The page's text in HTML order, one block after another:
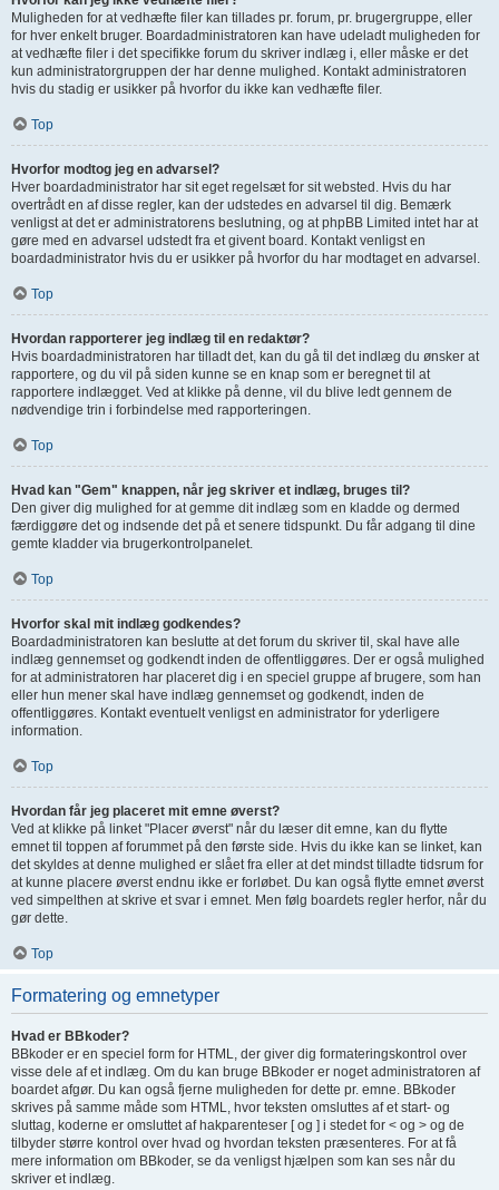
Muligheden for at vedhæfte filer kan tillades pr. forum, pr. brugergruppe, eller
for hver enkelt bruger. Boardadministratoren kan have udeladt muligheden for
at vedhæfte filer i det specifikke forum du skriver indlæg i, eller måske er det
kun administratorgruppen der har denne mulighed. Kontakt administratoren
hvis du stadig er usikker på hvorfor du ikke kan vedhæfte filer.
Top
Hvorfor modtog jeg en advarsel?
Hver boardadministrator har sit eget regelsæt for sit websted. Hvis du har
overtrådt en af disse regler, kan der udstedes en advarsel til dig. Bemærk
venligst at det er administratorens beslutning, og at phpBB Limited intet har at
gøre med en advarsel udstedt fra et givent board. Kontakt venligst en
boardadministrator hvis du er usikker på hvorfor du har modtaget en advarsel.
Top
Hvordan rapporterer jeg indlæg til en redaktør?
Hvis boardadministratoren har tilladt det, kan du gå til det indlæg du ønsker at
rapportere, og du vil på siden kunne se en knap som er beregnet til at
rapportere indlægget. Ved at klikke på denne, vil du blive ledt gennem de
nødvendige trin i forbindelse med rapporteringen.
Top
Hvad kan "Gem" knappen, når jeg skriver et indlæg, bruges til?
Den giver dig mulighed for at gemme dit indlæg som en kladde og dermed
færdiggøre det og indsende det på et senere tidspunkt. Du får adgang til dine
gemte kladder via brugerkontrolpanelet.
Top
Hvorfor skal mit indlæg godkendes?
Boardadministratoren kan beslutte at det forum du skriver til, skal have alle
indlæg gennemset og godkendt inden de offentliggøres. Der er også mulighed
for at administratoren har placeret dig i en speciel gruppe af brugere, som han
eller hun mener skal have indlæg gennemset og godkendt, inden de
offentliggøres. Kontakt eventuelt venligst en administrator for yderligere
information.
Top
Hvordan får jeg placeret mit emne øverst?
Ved at klikke på linket "Placer øverst" når du læser dit emne, kan du flytte
emnet til toppen af forummet på den første side. Hvis du ikke kan se linket, kan
det skyldes at denne mulighed er slået fra eller at det mindst tilladte tidsrum for
at kunne placere øverst endnu ikke er forløbet. Du kan også flytte emnet øverst
ved simpelthen at skrive et svar i emnet. Men følg boardets regler herfor, når du
gør dette.
Top
Formatering og emnetyper
Hvad er BBkoder?
BBkoder er en speciel form for HTML, der giver dig formateringskontrol over
visse dele af et indlæg. Om du kan bruge BBkoder er noget administratoren af
boardet afgør. Du kan også fjerne muligheden for dette pr. emne. BBkoder
skrives på samme måde som HTML, hvor teksten omsluttes af et start- og
sluttag, koderne er omsluttet af hakparenteser [ og ] i stedet for < og > og de
tilbyder større kontrol over hvad og hvordan teksten præsenteres. For at få
mere information om BBkoder, se da venligst hjælpen som kan ses når du
skriver et indlæg.